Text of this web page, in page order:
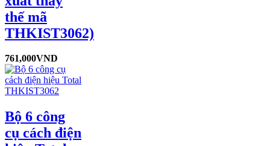
thế mã
THKIST3062)
761,000VND
Bộ 6 công
cụ cách điện